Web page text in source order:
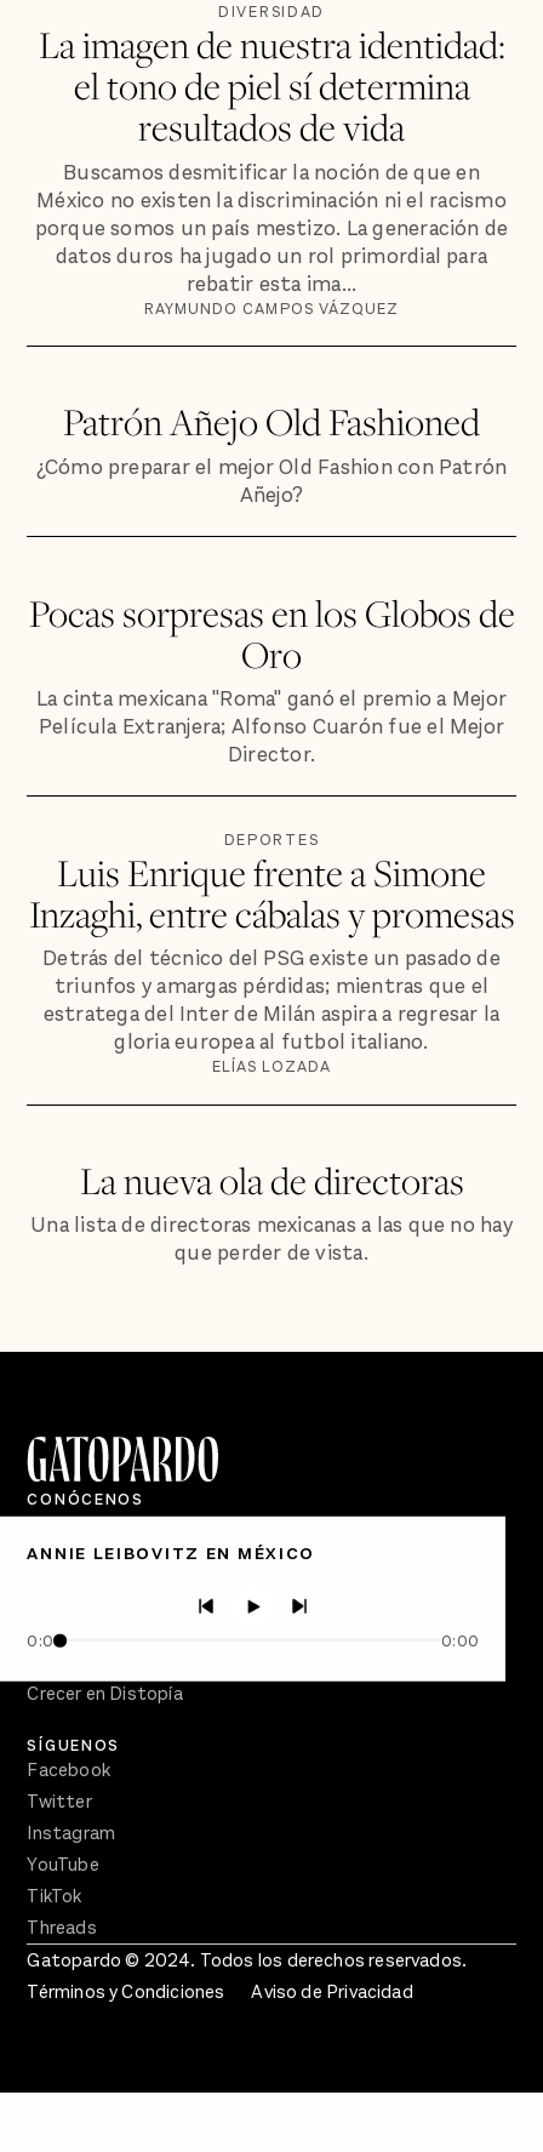
DIVERSIDAD
La imagen de nuestra identidad:
el tono de piel sí determina
resultados de vida
Buscamos desmitificar la noción de que en
México no existen la discriminación ni el racismo
porque somos un país mestizo. La generación de
datos duros ha jugado un rol primordial para
rebatir esta ima...
RAYMUNDO CAMPOS VÁZQUEZ
Patrón Añejo Old Fashioned
¿Cómo preparar el mejor Old Fashion con Patrón
Añejo?
Pocas sorpresas en los Globos de
Oro
La cinta mexicana "Roma" ganó el premio a Mejor
Película Extranjera; Alfonso Cuarón fue el Mejor
Director.
DEPORTES
Luis Enrique frente a Simone
Inzaghi, entre cábalas y promesas
Detrás del técnico del PSG existe un pasado de
triunfos y amargas pérdidas; mientras que el
estratega del Inter de Milán aspira a regresar la
gloria europea al futbol italiano.
ELÍAS LOZADA
La nueva ola de directoras
Una lista de directoras mexicanas a las que no hay
que perder de vista.
ANNIE LEIBOVITZ EN MÉXICO
0:00 0:00
CONÓCENOS
Quiénes Somos
Directorio
Semanario Gatopardo
Crecer en Distopía
SÍGUENOS
Facebook
Twitter
Instagram
YouTube
TikTok
Threads
Gatopardo © 2024. Todos los derechos reservados.
Términos y Condiciones
Aviso de Privacidad